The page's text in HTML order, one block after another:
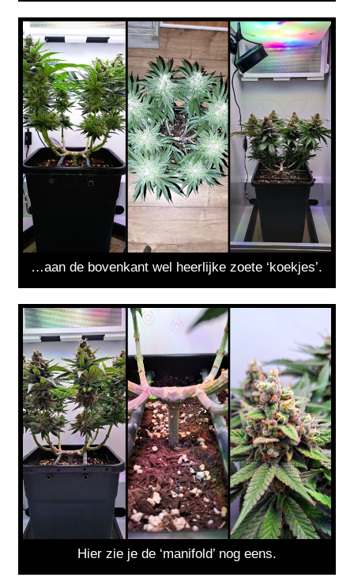
…aan de bovenkant wel heerlijke zoete ‘koekjes’.
Hier zie je de ‘manifold’ nog eens.